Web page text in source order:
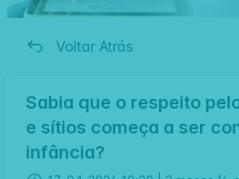
Voltar Atrás
Sabia que o respeito
e sítios começa a ser
infância?